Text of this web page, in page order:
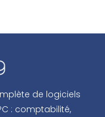
de logiciels
: comptabilité,